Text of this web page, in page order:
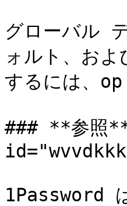
グローバル
ォルト、お
するには、
### **参照
1Password